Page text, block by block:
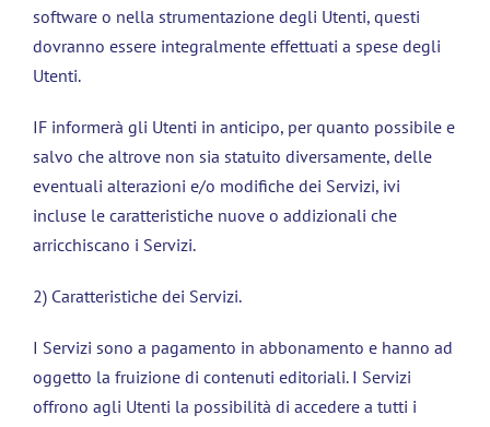
software o nella strumentazione degli Utenti, questi
dovranno essere integralmente effettuati a spese degli
Utenti.
IF informerà gli Utenti in anticipo, per quanto possibile e
salvo che altrove non sia statuito diversamente, delle
eventuali alterazioni e/o modifiche dei Servizi, ivi
incluse le caratteristiche nuove o addizionali che
arricchiscano i Servizi.
2) Caratteristiche dei Servizi.
I Servizi sono a pagamento in abbonamento e hanno ad
oggetto la fruizione di contenuti editoriali. I Servizi
offrono agli Utenti la possibilità di accedere a tutti i